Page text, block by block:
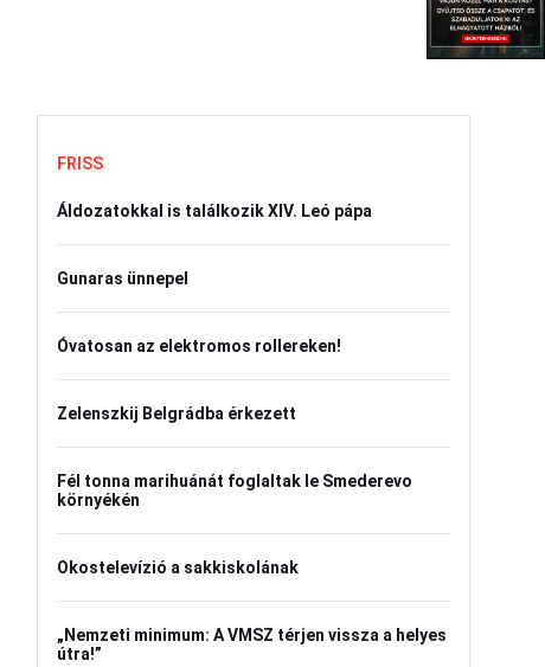
FRISS
Áldozatokkal is találkozik XIV. Leó pápa
Gunaras ünnepel
Óvatosan az elektromos rollereken!
Zelenszkij Belgrádba érkezett
Fél tonna marihuánát foglaltak le Smederevo
környékén
Okostelevízió a sakkiskolának
„Nemzeti minimum: A VMSZ térjen vissza a helyes
útra!”